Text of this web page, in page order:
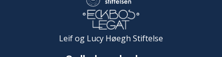
Leif og Lucy Høegh Stiftelse